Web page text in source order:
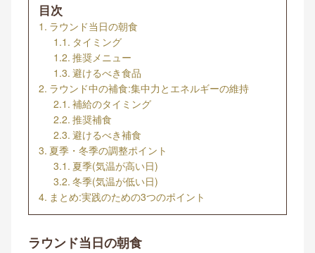
目次
ラウンド当日の朝食
タイミング
推奨メニュー
避けるべき食品
ラウンド中の補食:集中力とエネルギーの維持
補給のタイミング
推奨補食
避けるべき補食
夏季・冬季の調整ポイント
夏季(気温が高い日)
冬季(気温が低い日)
まとめ:実践のための3つのポイント
ラウンド当日の朝食